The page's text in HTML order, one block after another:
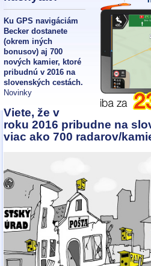
Ku GPS navigáciám
Becker dostanete
(okrem iných
bonusov) aj 700
nových kamier, ktoré
pribudnú v 2016 na
slovenských cestách.
Novinky
Viete, že v
roku 2016 pribudne na
viac ako 700 radarov/